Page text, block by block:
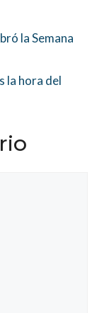
la Semana
la hora del